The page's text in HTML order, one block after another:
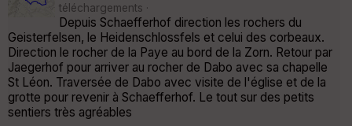
téléchargements ·
Depuis Schaefferhof direction les rochers du
Geisterfelsen, le Heidenschlossfels et celui des corbeaux.
Direction le rocher de la Paye au bord de la Zorn. Retour par
Jaegerhof pour arriver au rocher de Dabo avec sa chapelle
St Léon. Traversée de Dabo avec visite de l'église et de la
grotte pour revenir à Schaefferhof. Le tout sur des petits
sentiers très agréables